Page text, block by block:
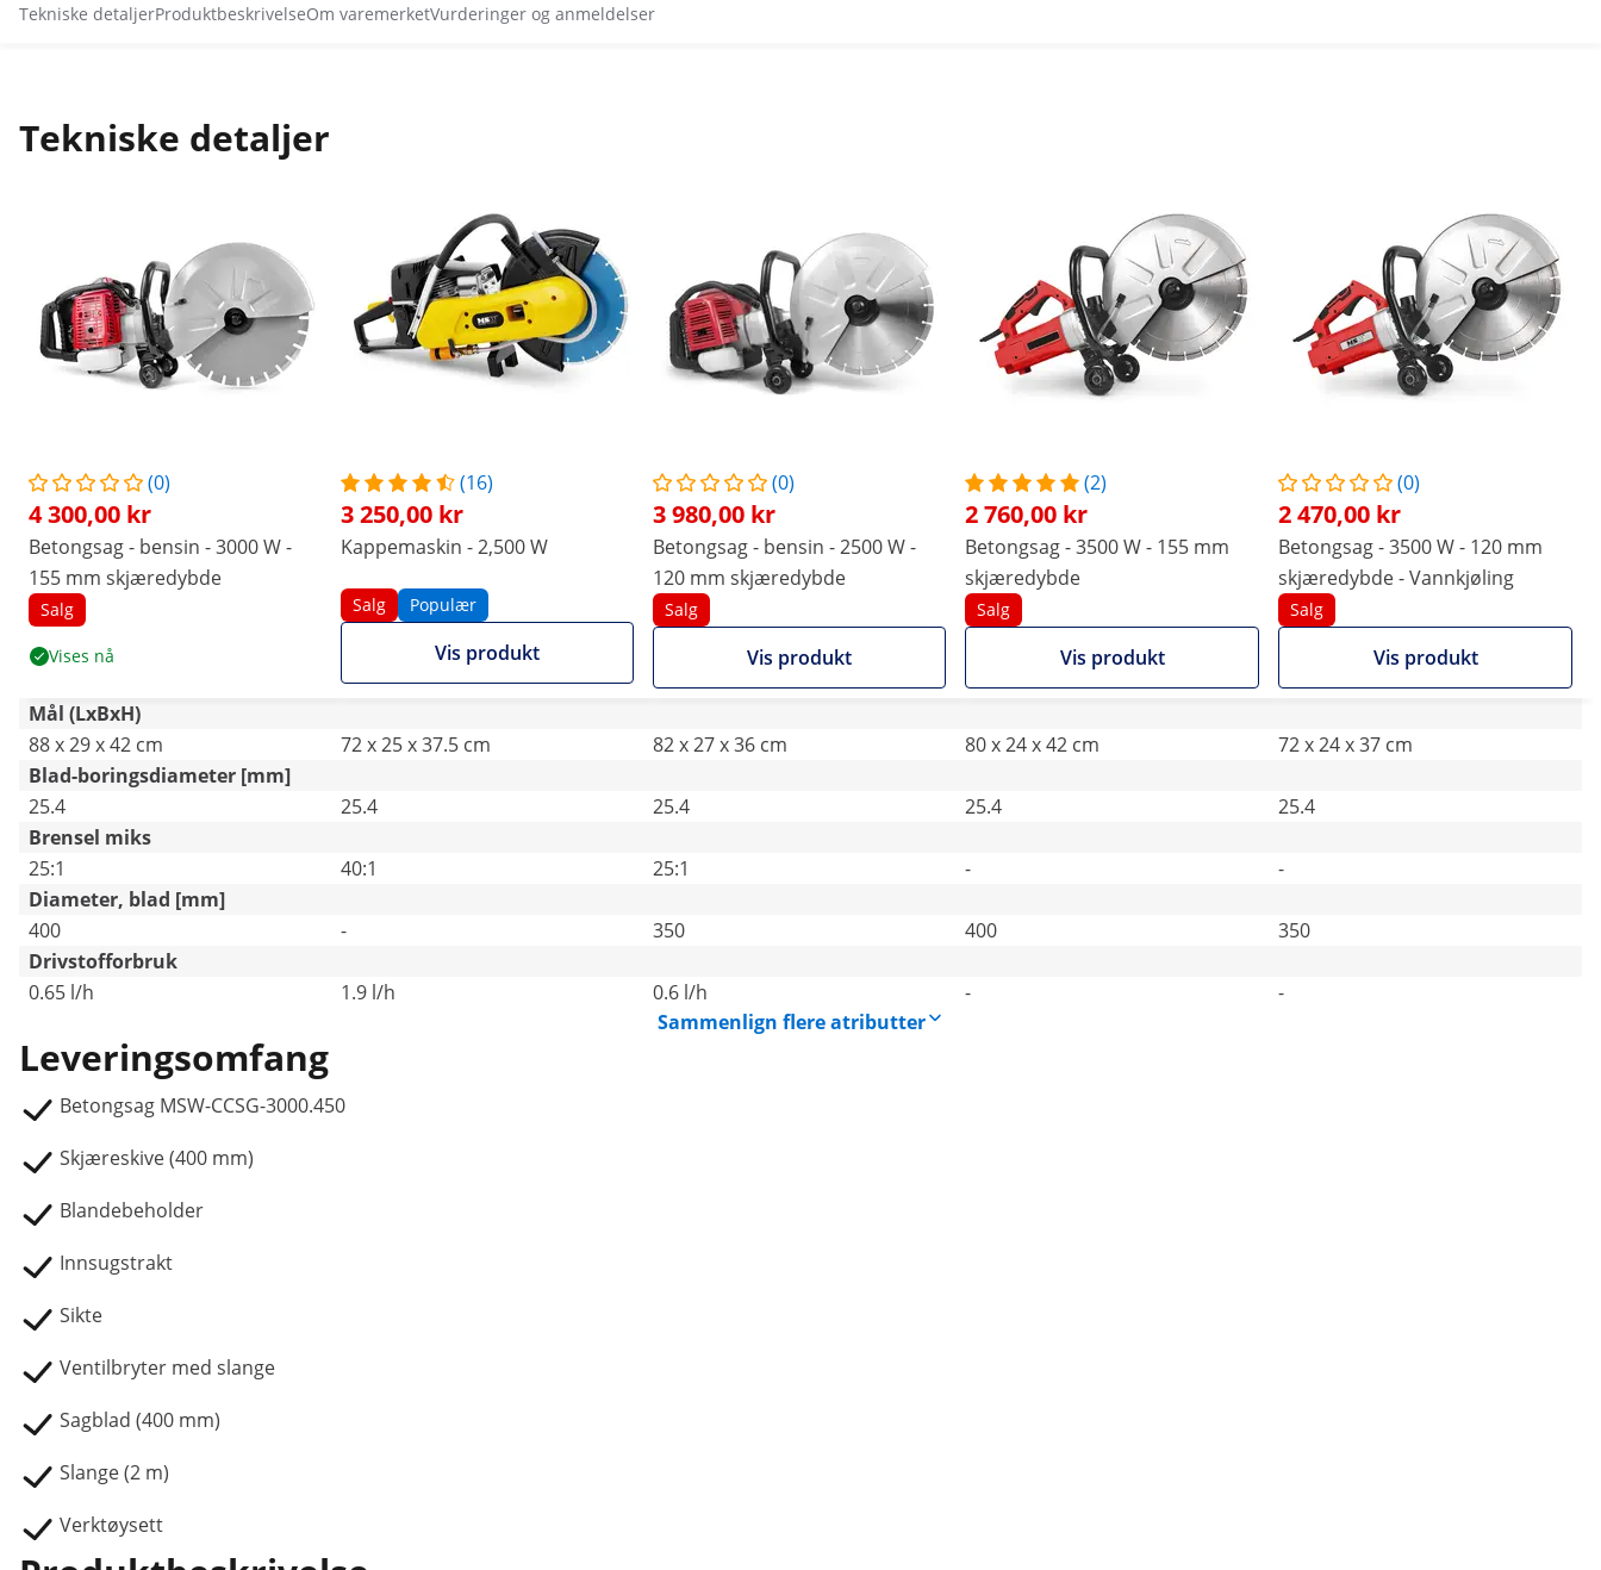
Tekniske detaljerProduktbeskrivelseOm varemerketVurderinger og anmeldelser
Tekniske detaljer
(0)
4 300,00 kr
Betongsag - bensin - 3000 W -
155 mm skjæredybde
Salg
Vises nå
(16)
3 250,00 kr
Kappemaskin - 2,500 W
Salg Populær
Vis produkt
(0)
3 980,00 kr
Betongsag - bensin - 2500 W -
120 mm skjæredybde
Salg
Vis produkt
(2)
2 760,00 kr
Betongsag - 3500 W - 155 mm
skjæredybde
Salg
Vis produkt
(0)
2 470,00 kr
Betongsag - 3500 W - 120 mm
skjæredybde - Vannkjøling
Salg
Vis produkt
Mål (LxBxH)
88 x 29 x 42 cm
72 x 25 x 37.5 cm 82 x 27 x 36 cm 80 x 24 x 42 cm
72 x 24 x 37 cm
Blad-boringsdiameter [mm]
25.4
25.4 25.4 25.4
25.4
Brensel miks
25:1
40:1 25:1 -
-
Diameter, blad [mm]
400
- 350 400
350
Drivstofforbruk
0.65 l/h
1.9 l/h 0.6 l/h -
-
Sammenlign flere atributter
Leveringsomfang
Betongsag MSW-CCSG-3000.450
Skjæreskive (400 mm)
Blandebeholder
Innsugstrakt
Sikte
Ventilbryter med slange
Sagblad (400 mm)
Slange (2 m)
Verktøysett